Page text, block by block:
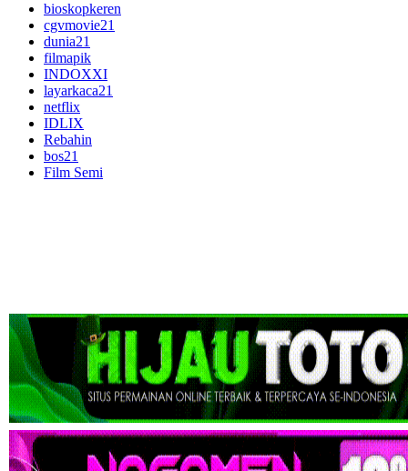
bioskopkeren
cgvmovie21
dunia21
filmapik
INDOXXI
layarkaca21
netflix
IDLIX
Rebahin
bos21
Film Semi